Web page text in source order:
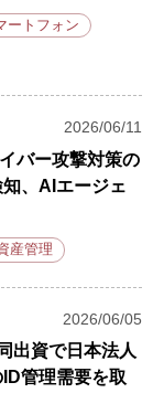
ートフォン
2026/06/11
バー攻撃対策の
、AIエージェ
産管理
2026/06/05
出資で日本法人
管理需要を取